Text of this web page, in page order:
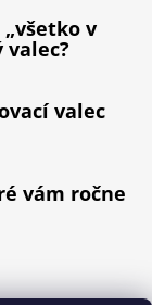
v
valec?
valec
vám ročne